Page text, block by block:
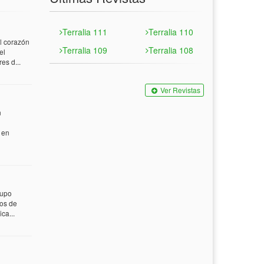
corazón
d...
de
Terralia 111
Terralia 110
Terralia 109
Terralia 108
Ver Revistas